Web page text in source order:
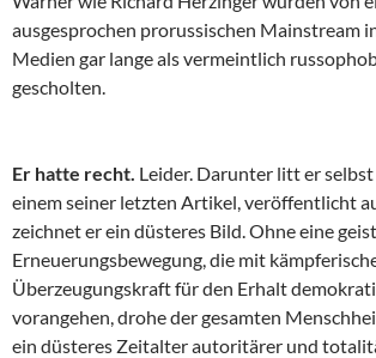
ausgesprochen prorussischen Mainstream
Medien gar lange als vermeintlich
gescholten.
Er hatte recht. Leider. Darunter litt er
einem seiner letzten Artikel, veröffentlicht
zeichnet er ein düsteres Bild. Ohne eine
Erneuerungsbewegung, die mit
Überzeugungskraft für den Erhalt
vorangehen, drohe der gesamten
ein düsteres Zeitalter autoritärer und